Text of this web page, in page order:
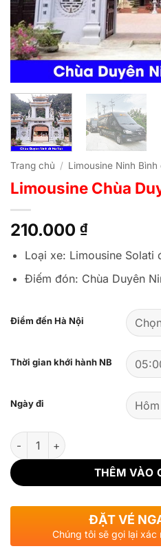
Trang chủ / Limousine Ninh Bình
Limousine Chùa
210.000 ₫
Loại xe: Limousine Solati
Điếm đón: Chùa Duyên
Điểm đến Hà Nội
Thời gian khới hành NB
Ngày đi
Số lượng
THÊM VÀO
ĐẶT VÉ
Chúng tôi sẽ gọi lại xác